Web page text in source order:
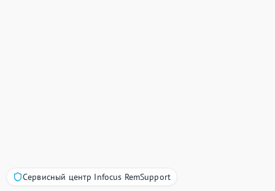
Сервисный центр Infocus RemSupport